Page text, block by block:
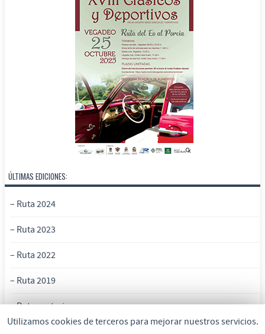
ÚLTIMAS EDICIONES:
– Ruta 2024
– Ruta 2023
– Ruta 2022
– Ruta 2019
– Rutas anteriores
Utilizamos cookies de terceros para mejorar nuestros servicios.